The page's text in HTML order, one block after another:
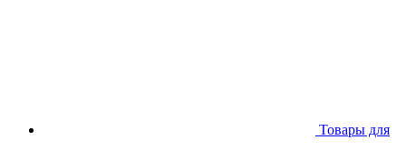
Товары для